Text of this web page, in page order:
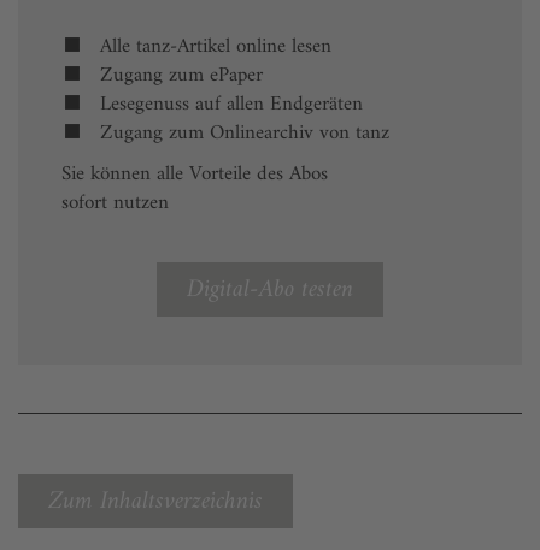
Alle tanz-Artikel online lesen
Zugang zum ePaper
Lesegenuss auf allen Endgeräten
Zugang zum Onlinearchiv von tanz
Sie können alle Vorteile des Abos
sofort nutzen
Digital-Abo testen
Zum Inhaltsverzeichnis